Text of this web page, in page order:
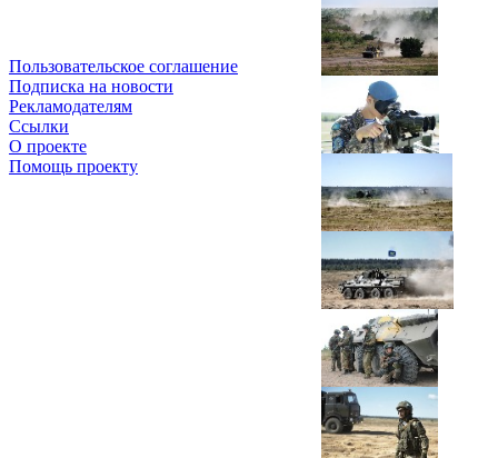
Пользовательское соглашение
Подписка на новости
Рекламодателям
Ссылки
О проекте
Помощь проекту